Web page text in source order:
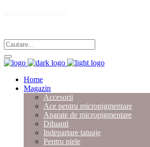
Home
Magazin
Accesorii
Ace pentru micropigmentare
Aparate de micropigmentare
Diluanti
Indepartare tatuaje
Pentru piele